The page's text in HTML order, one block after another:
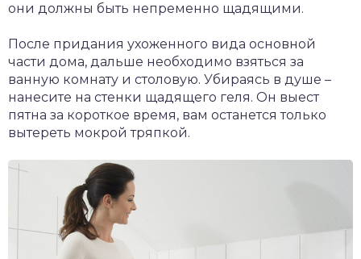
они должны быть непременно щадящими.
После придания ухоженного вида основной
части дома, дальше необходимо взяться за
ванную комнату и столовую. Убираясь в душе –
нанесите на стенки щадящего геля. Он выест
пятна за короткое время, вам останется только
вытереть мокрой тряпкой.